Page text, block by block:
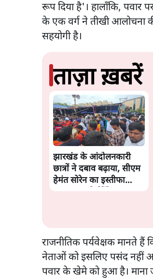
रूप दिया है'। हालाँकि, पवार
के एक वर्ग ने तीखी आलोचना
सहयोगी है।
ताज़ा ख़बरें
झारखंड के आंदोलनकारी
छात्रों ने दबाव बढ़ाया, सीएम
हेमंत सोरेन का इस्तीफा
राजनीतिक पर्यवेक्षक मानते
नेताओं को इसलिए पसंद नहीं
पवार के खेमे को हुआ है। माना